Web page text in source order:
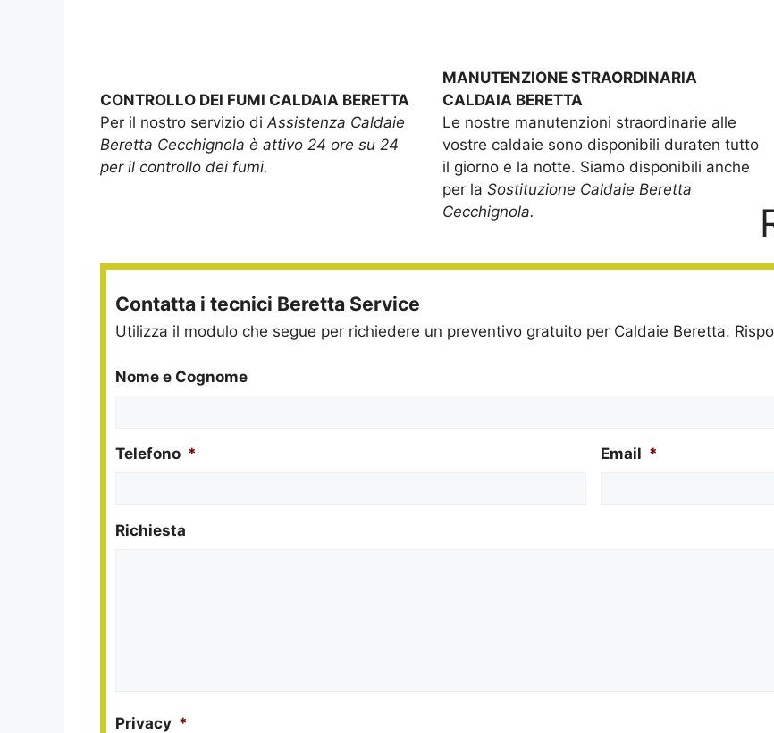
CONTROLLO DEI FUMI CALDAIA BERETTA
Per il nostro servizio diAssistenza Caldaie
Beretta Cecchignola è attivo 24 ore su 24
per il controllo dei fumi.
MANUTENZIONE STRAORDINARIA
CALDAIA BERETTA
Le nostre manutenzioni straordinarie alle
vostre caldaie sono disponibili duraten tutto
il giorno e la notte. Siamo disponibili anche
per la Sostituzione Caldaie Beretta
Cecchignola.
Contatta i tecnici Beretta Service
Utilizza il modulo che segue per richiedere un preventivo gratuito per Caldaie Beretta.
Nome e Cognome
Telefono * Email *
Richiesta
Privacy *